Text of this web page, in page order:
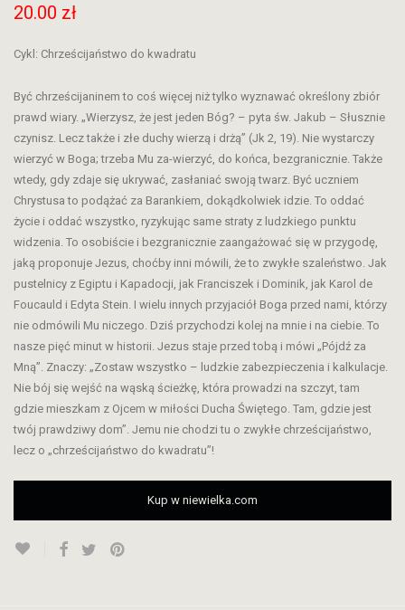
20.00 zł
Cykl: Chrześcijaństwo do kwadratu
Być chrześcijaninem to coś więcej niż tylko wyznawać określony zbiór
prawd wiary. „Wierzysz, że jest jeden Bóg? – pyta św. Jakub – Słusznie
czynisz. Lecz także i złe duchy wierzą i drżą” (Jk 2, 19). Nie wystarczy
wierzyć w Boga; trzeba Mu za-wierzyć, do końca, bezgranicznie. Także
wtedy, gdy zdaje się ukrywać, zasłaniać swoją twarz. Być uczniem
Chrystusa to podążać za Barankiem, dokądkolwiek idzie. To oddać
życie i oddać wszystko, ryzykując same straty z ludzkiego punktu
widzenia. To osobiście i bezgranicznie zaangażować się w przygodę,
jaką proponuje Jezus, choćby inni mówili, że to zwykłe szaleństwo. Jak
pustelnicy z Egiptu i Kapadocji, jak Franciszek i Dominik, jak Karol de
Foucauld i Edyta Stein. I wielu innych przyjaciół Boga przed nami, którzy
nie odmówili Mu niczego. Dziś przychodzi kolej na mnie i na ciebie. To
nasze pięć minut w historii. Jezus staje przed tobą i mówi „Pójdź za
Mną”. Znaczy: „Zostaw wszystko – ludzkie zabezpieczenia i kalkulacje.
Nie bój się wejść na wąską ścieżkę, która prowadzi na szczyt, tam
gdzie mieszkam z Ojcem w miłości Ducha Świętego. Tam, gdzie jest
twój prawdziwy dom”. Jemu nie chodzi tu o zwykłe chrześcijaństwo,
lecz o „chrześcijaństwo do kwadratu”!
Kup w niewielka.com